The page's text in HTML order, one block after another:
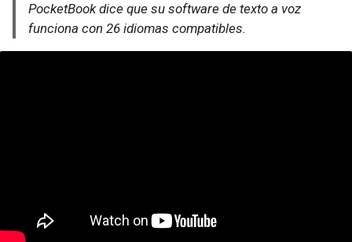
PocketBook dice que su software de texto a voz
funciona con 26 idiomas compatibles.